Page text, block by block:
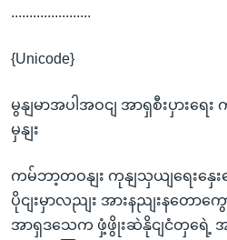
......................
{Unicode}
မွနျမာအပါအဝငျ အာရှစီးပှားရေ
မှနျး
ကမ်ဘာ့တဝနျး ကုနျသှယျရေးနှေး
ပိုငျးမှာလညျး အားနညျးနတောကွ
အာရှဒသေက ဖှံ့ဖွိုးဆဲနိုငျငံတှရေဲ့ အ